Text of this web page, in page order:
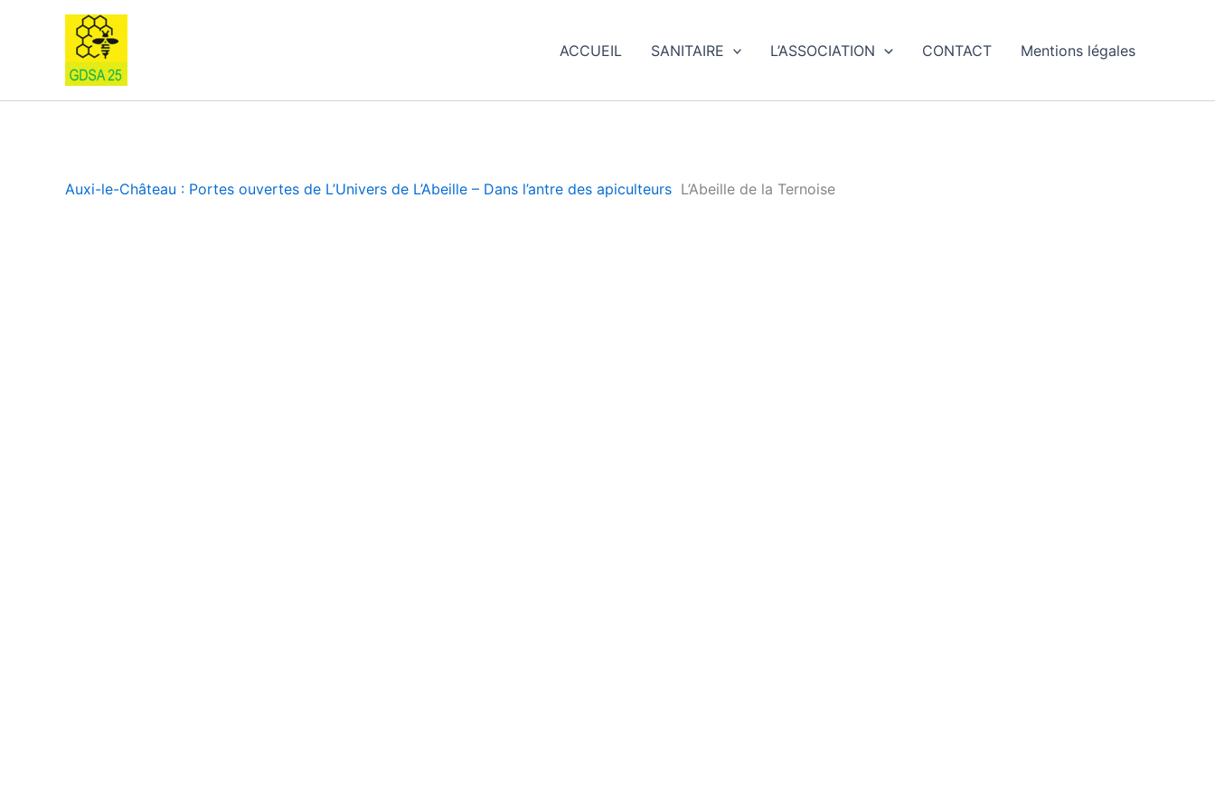
ACCUEIL SANITAIRE L’ASSOCIATION CONTACT Mentions légales
Auxi-le-Château : Portes ouvertes de L’Univers de L’Abeille – Dans l’antre des apiculteurs L’Abeille de la Ternoise